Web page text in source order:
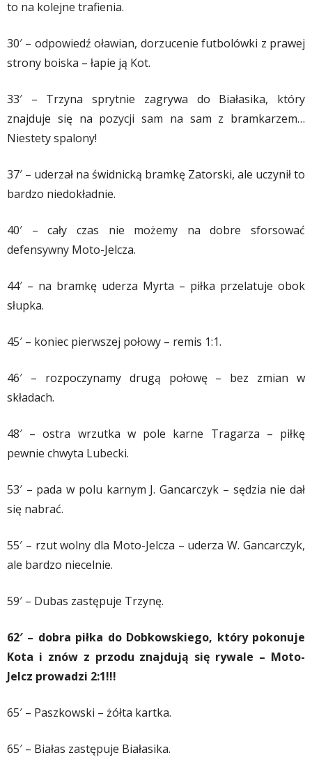
to na kolejne trafienia.
30′ – odpowiedź oławian, dorzucenie futbolówki z prawej
strony boiska – łapie ją Kot.
33′ – Trzyna sprytnie zagrywa do Białasika, który
znajduje się na pozycji sam na sam z bramkarzem…
Niestety spalony!
37′ – uderzał na świdnicką bramkę Zatorski, ale uczynił to
bardzo niedokładnie.
40′ – cały czas nie możemy na dobre sforsować
defensywny Moto-Jelcza.
44′ – na bramkę uderza Myrta – piłka przelatuje obok
słupka.
45′ – koniec pierwszej połowy – remis 1:1.
46′ – rozpoczynamy drugą połowę – bez zmian w
składach.
48′ – ostra wrzutka w pole karne Tragarza – piłkę
pewnie chwyta Lubecki.
53′ – pada w polu karnym J. Gancarczyk – sędzia nie dał
się nabrać.
55′ – rzut wolny dla Moto-Jelcza – uderza W. Gancarczyk,
ale bardzo niecelnie.
59′ – Dubas zastępuje Trzynę.
62′ – dobra piłka do Dobkowskiego, który pokonuje
Kota i znów z przodu znajdują się rywale – Moto-
Jelcz prowadzi 2:1!!!
65′ – Paszkowski – żółta kartka.
65′ – Białas zastępuje Białasika.